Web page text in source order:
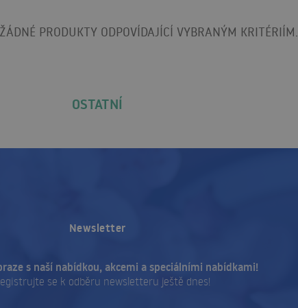
PRODUKTY ODPOVÍDAJÍCÍ VYBRANÝM KRITÉRIÍM.
OSTATNÍ
Newsletter
s naší nabídkou, akcemi a speciálními nabídkami!
se k odběru newsletteru ještě dnes!